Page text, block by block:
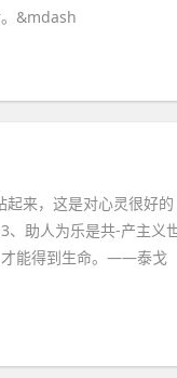
&mdash
来，这是对心灵很好的
助人为乐是共-产主义
能得到生命。——泰戈